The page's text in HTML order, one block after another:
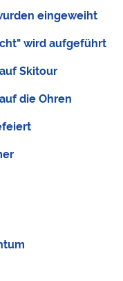
eingeweiht
wird aufgeführt
Skitour
die Ohren